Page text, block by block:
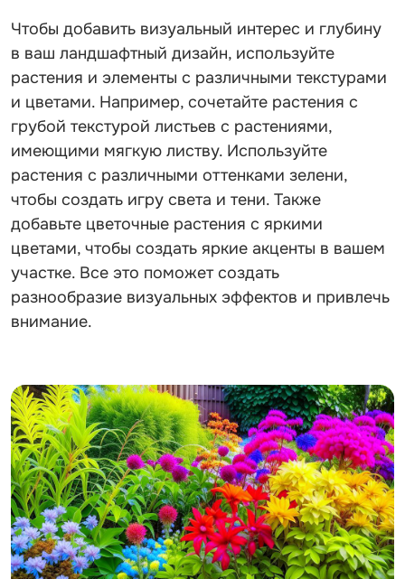
Чтобы добавить визуальный интерес и глубину
в ваш ландшафтный дизайн, используйте
растения и элементы с различными текстурами
и цветами. Например, сочетайте растения с
грубой текстурой листьев с растениями,
имеющими мягкую листву. Используйте
растения с различными оттенками зелени,
чтобы создать игру света и тени. Также
добавьте цветочные растения с яркими
цветами, чтобы создать яркие акценты в вашем
участке. Все это поможет создать
разнообразие визуальных эффектов и привлечь
внимание.